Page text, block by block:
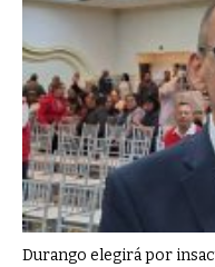
Durango elegirá por